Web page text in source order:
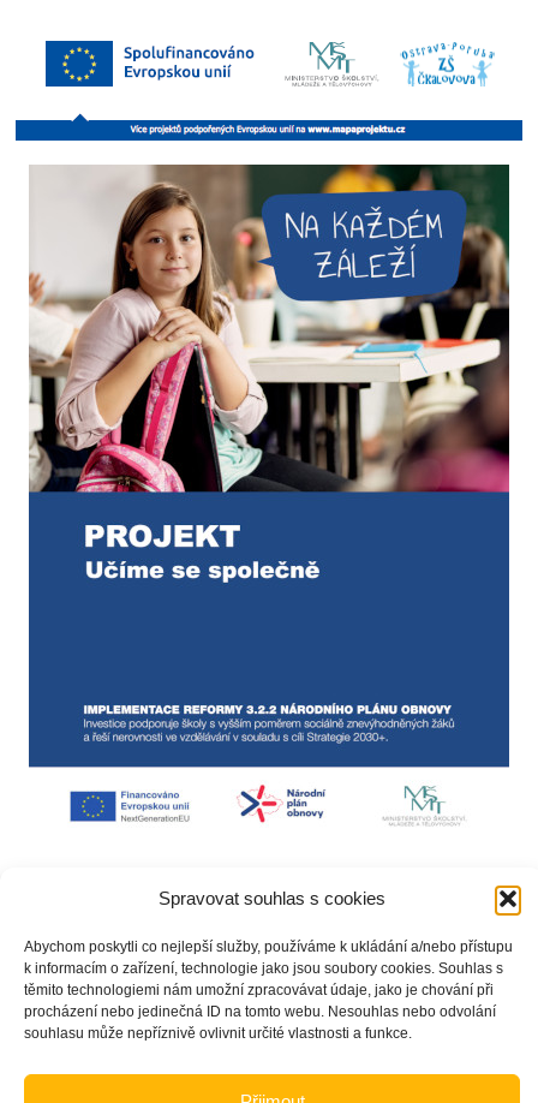
Spravovat souhlas s cookies
Abychom poskytli co nejlepší služby, používáme k ukládání a/nebo přístupu
k informacím o zařízení, technologie jako jsou soubory cookies. Souhlas s
těmito technologiemi nám umožní zpracovávat údaje, jako je chování při
procházení nebo jedinečná ID na tomto webu. Nesouhlas nebo odvolání
souhlasu může nepříznivě ovlivnit určité vlastnosti a funkce.